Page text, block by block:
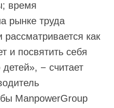
время
рынке труда
как
и посвятить себя
− считает
ManpowerGroup